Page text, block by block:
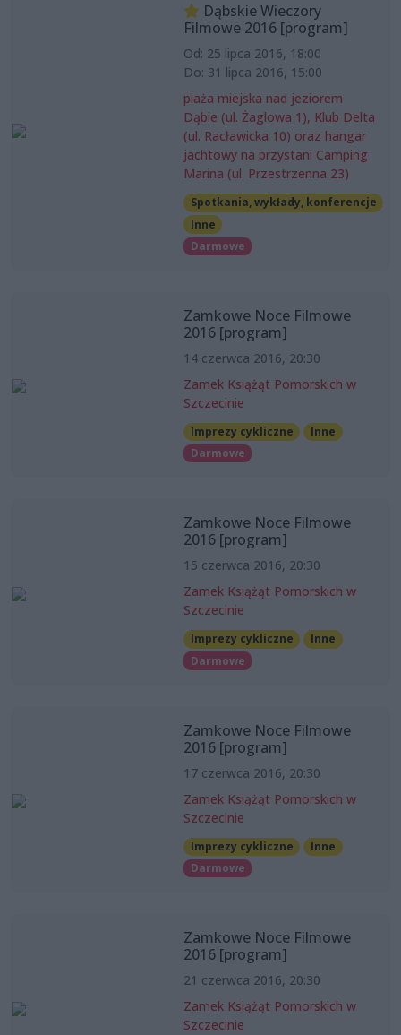
Dąbskie Wieczory
Filmowe 2016 [program]
Od: 25 lipca 2016, 18:00
Do: 31 lipca 2016, 15:00
plaża miejska nad jeziorem
Dąbie (ul. Żaglowa 1), Klub Delta
(ul. Racławicka 10) oraz hangar
jachtowy na przystani Camping
Marina (ul. Przestrzenna 23)
Spotkania, wykłady, konferencje
Inne
Darmowe
Zamkowe Noce Filmowe
2016 [program]
14 czerwca 2016, 20:30
Zamek Książąt Pomorskich w
Szczecinie
Imprezy cykliczne
Inne
Darmowe
Zamkowe Noce Filmowe
2016 [program]
15 czerwca 2016, 20:30
Zamek Książąt Pomorskich w
Szczecinie
Imprezy cykliczne
Inne
Darmowe
Zamkowe Noce Filmowe
2016 [program]
17 czerwca 2016, 20:30
Zamek Książąt Pomorskich w
Szczecinie
Imprezy cykliczne
Inne
Darmowe
Zamkowe Noce Filmowe
2016 [program]
21 czerwca 2016, 20:30
Zamek Książąt Pomorskich w
Szczecinie